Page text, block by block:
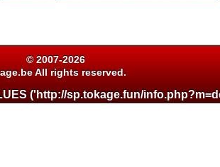
© 2007-2026
All rights reserved.
('http://sp.tokage.fun/